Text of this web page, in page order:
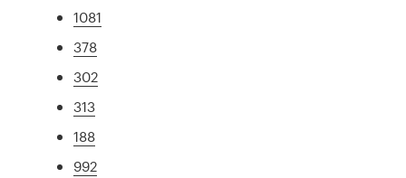
1081
378
302
313
188
992